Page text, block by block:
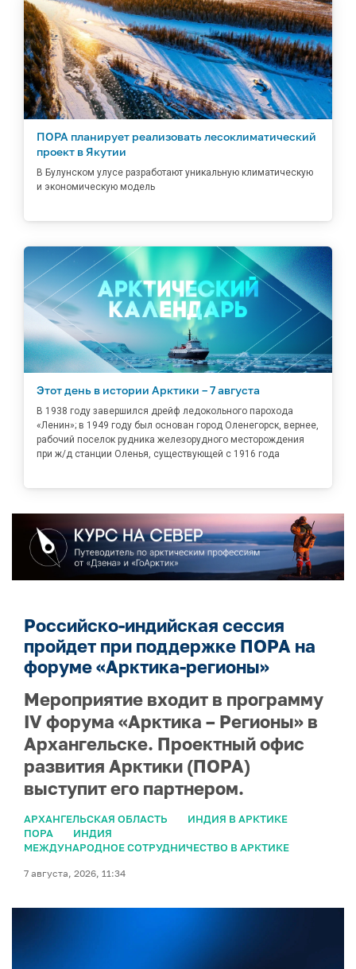
ПОРА планирует реализовать лесоклиматический
проект в Якутии
В Булунском улусе разработают уникальную климатическую
и экономическую модель
Этот день в истории Арктики – 7 августа
В 1938 году завершился дрейф ледокольного парохода
«Ленин»; в 1949 году был основан город Оленегорск, вернее,
рабочий поселок рудника железорудного месторождения
при ж/д станции Оленья, существующей с 1916 года
Российско-индийская сессия
пройдет при поддержке ПОРА на
форуме «Арктика-регионы»
Мероприятие входит в программу
IV форума «Арктика – Регионы» в
Архангельске. Проектный офис
развития Арктики (ПОРА)
выступит его партнером.
АРХАНГЕЛЬСКАЯ ОБЛАСТЬ
ИНДИЯ В АРКТИКЕ
ПОРА
ИНДИЯ
МЕЖДУНАРОДНОЕ СОТРУДНИЧЕСТВО В АРКТИКЕ
7 августа, 2026, 11:34